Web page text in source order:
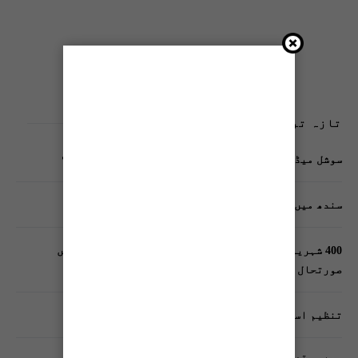
تازہ ترین پوسٹس
سوشل میڈیا پر وکڑی پوسٹ ڈیجیٹل شناخت کیلیے خطرہ؟
سندھ میں گاڑیوں کی انشورنس لازمی قرار
400 شہریوں کیلئے ایک پولیس اہلکار لازمی، کراچی میں
صورتحال کیا ہے؟
تنظیم اسلامی کے زیرِ اہتمام ملک گیر آگاہی مہم!